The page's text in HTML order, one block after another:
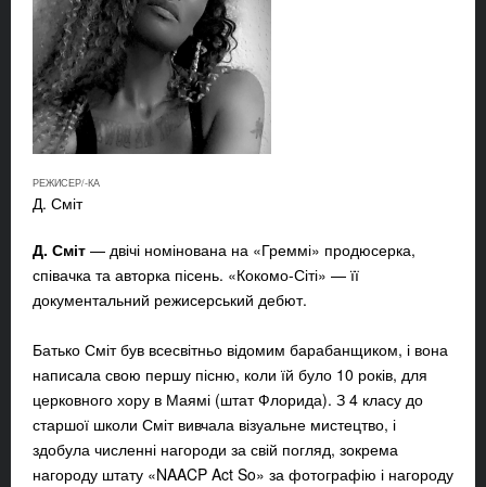
РЕЖИСЕР/-КА
Д. Сміт
Д. Сміт — двічі номінована на «Греммі» продюсерка,
співачка та авторка пісень. «Кокомо-Сіті» — її
документальний режисерський дебют.
Батько Сміт був всесвітньо відомим барабанщиком, і вона
написала свою першу пісню, коли їй було 10 років, для
церковного хору в Маямі (штат Флорида). З 4 класу до
старшої школи Сміт вивчала візуальне мистецтво, і
здобула численні нагороди за свій погляд, зокрема
нагороду штату «NAACP Act So» за фотографію і нагороду